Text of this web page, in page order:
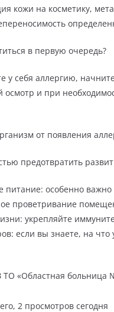
кожи на косметику,
в первую очередь?
у себя аллергию,
и при
от появления
предотвратить
особенно важно
проветривание
укрепляйте
если вы знаете, на что
ТО «Областная больница
2 просмотров сегодня